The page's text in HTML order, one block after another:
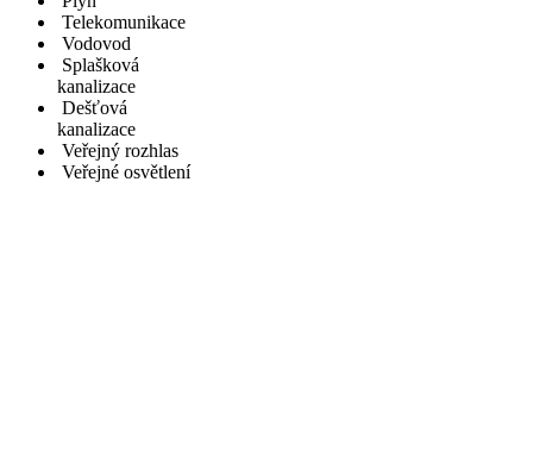
Telekomunikace
Vodovod
Splašková
kanalizace
Dešťová
kanalizace
Veřejný rozhlas
Veřejné osvětlení